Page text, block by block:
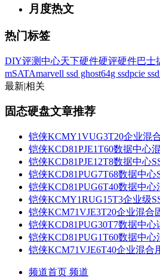
月度热文
热门标签
DIY评测中心天下硬件硬评硬件巴士
mSATAmarvell ssd ghost64g ssdpcie ssd
最新|相关
固态硬盘文章推荐
铠侠KCMY1VUG3T20企业混
铠侠KCD81PJE1T60数据中心
铠侠KCD81PJE12T8数据中心
铠侠KCD81PUG7T68数据中
铠侠KCD81PUG6T40数据中
铠侠KCMY1RUG15T3企业级
铠侠KCM71VJE3T20企业混合
铠侠KCD81PUG30T7数据中
铠侠KCD81PUG1T60数据中
铠侠KCM71VJE6T40企业混
频道首页 频道